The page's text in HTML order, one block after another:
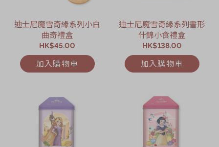
迪士尼魔雪奇緣系列小白
曲奇禮盒
HK$45.00
加入購物車
迪士尼魔雪奇緣系列書形
什錦小食禮盒
HK$138.00
加入購物車